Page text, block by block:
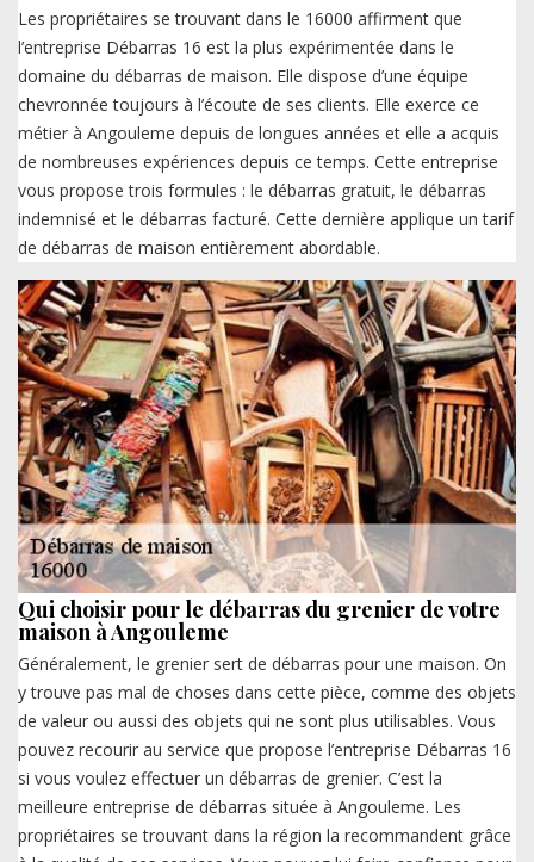
Les propriétaires se trouvant dans le 16000 affirment que
l’entreprise Débarras 16 est la plus expérimentée dans le
domaine du débarras de maison. Elle dispose d’une équipe
chevronnée toujours à l’écoute de ses clients. Elle exerce ce
métier à Angouleme depuis de longues années et elle a acquis
de nombreuses expériences depuis ce temps. Cette entreprise
vous propose trois formules : le débarras gratuit, le débarras
indemnisé et le débarras facturé. Cette dernière applique un tarif
de débarras de maison entièrement abordable.
Qui choisir pour le débarras du grenier de votre
maison à Angouleme
Généralement, le grenier sert de débarras pour une maison. On
y trouve pas mal de choses dans cette pièce, comme des objets
de valeur ou aussi des objets qui ne sont plus utilisables. Vous
pouvez recourir au service que propose l’entreprise Débarras 16
si vous voulez effectuer un débarras de grenier. C’est la
meilleure entreprise de débarras située à Angouleme. Les
propriétaires se trouvant dans la région la recommandent grâce